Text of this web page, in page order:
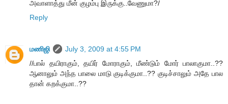
அவாளாத்து மீன் குழம்பு இருக்கு..வேணுமா?/
Reply
மணிஜி
July 3, 2009 at 4:55 PM
//பால் தயிராகும், தயிர் மோராகும், மீண்டும் மோர் பாலாகுமா..??
ஆனாலும் அந்த பாலை மாடு குடிக்குமா..?? குடிச்சாலும் அதே பால
தான் கறக்குமா..??